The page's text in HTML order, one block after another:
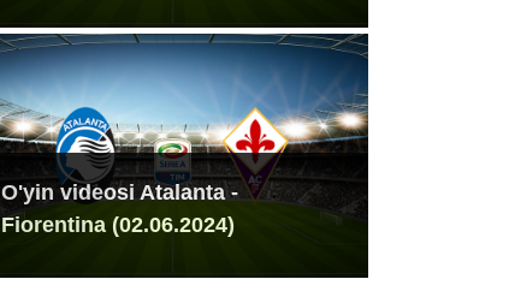
O'yin videosi Atalanta -
Fiorentina (02.06.2024)